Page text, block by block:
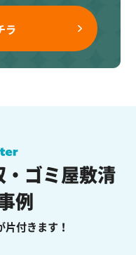
ラ
ゴミ屋敷清
例
付きます！